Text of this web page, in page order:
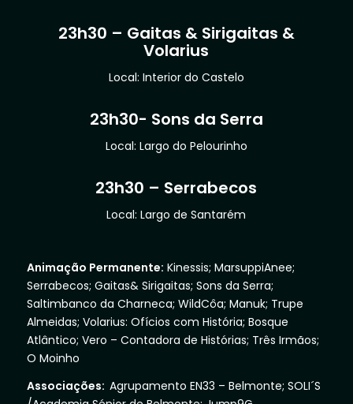
23h30 – Gaitas & Sirigaitas &
Volarius
Local: Interior do Castelo
23h30- Sons da Serra
Local: Largo do Pelourinho
23h30 – Serrabecos
Local: Largo de Santarém
Animação Permanente: Kinessis; MarsuppiAnee;
Serrabecos; Gaitas& Sirigaitas; Sons da Serra;
Saltimbanco da Charneca; WildCôa; Manuk; Trupe
Almeidas; Volarius: Ofícios com História; Bosque
Atlântico; Vero – Contadora de Histórias; Três Irmãos;
O Moinho
Associações: Agrupamento EN33 – Belmonte; SOLI´S